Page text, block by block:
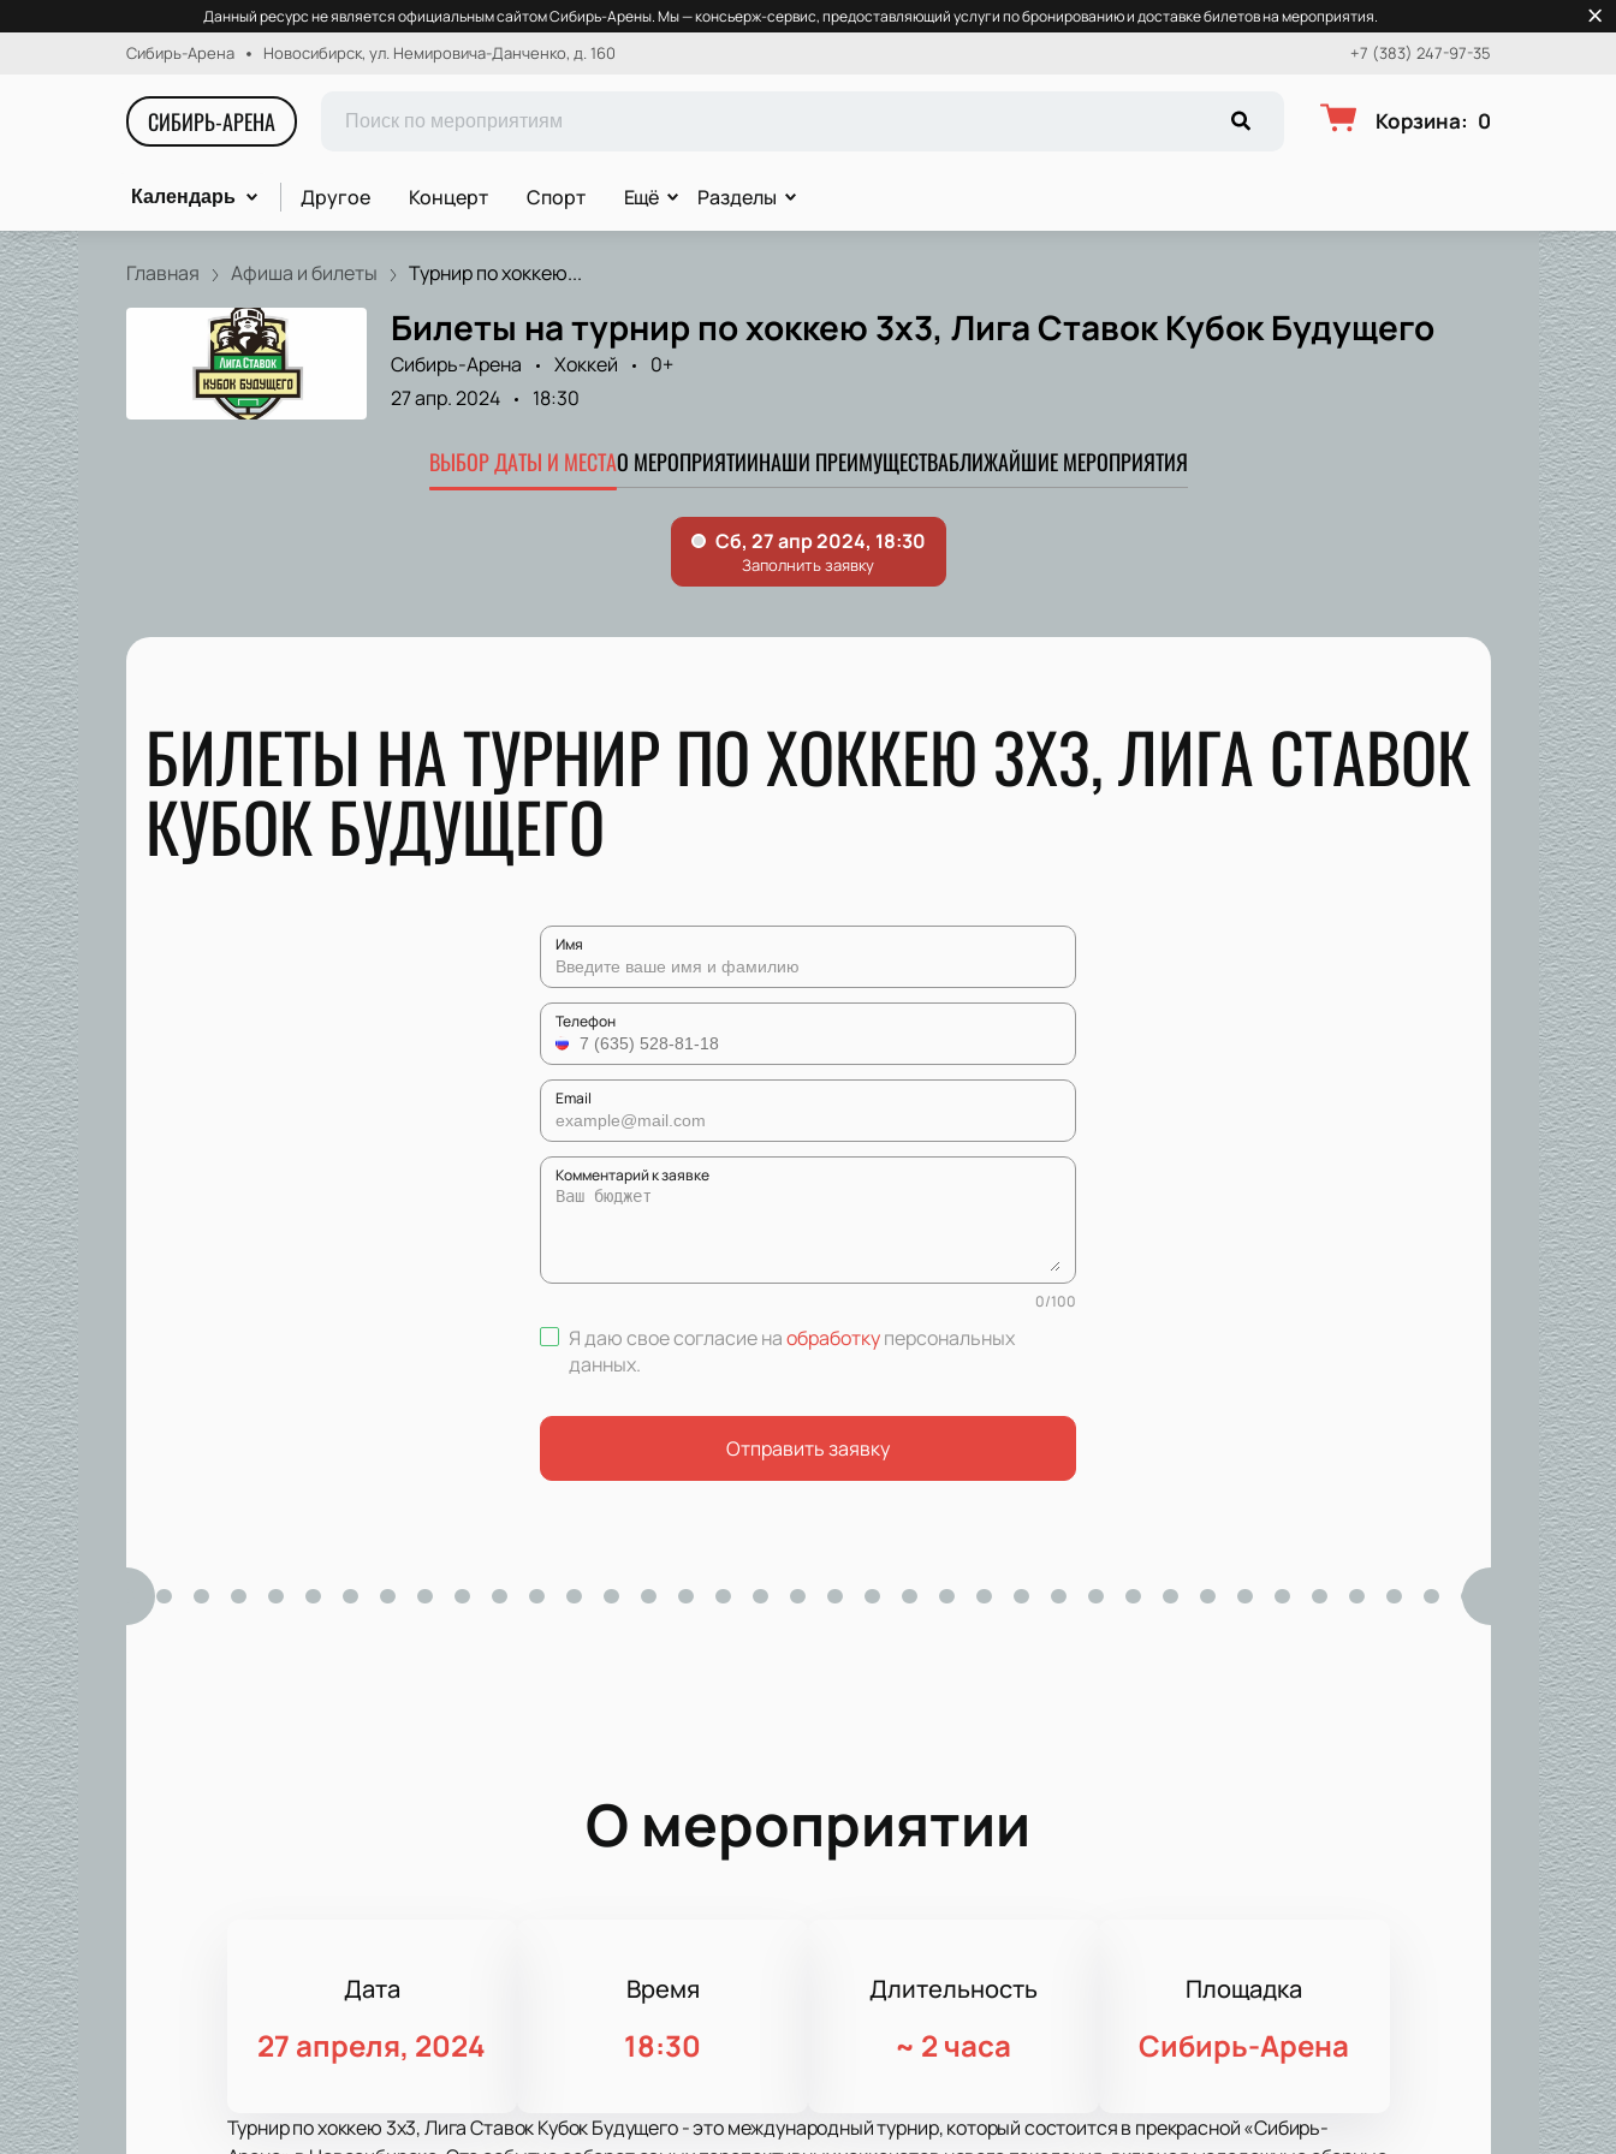
Данный ресурс не является официальным сайтом Сибирь-Арены. Мы — консьерж-сервис, предоставляющий услуги по бронированию и доставке билетов на мероприятия.
Сибирь-Арена Новосибирск, ул. Немировича-Данченко, д. 160 +7 (383) 247-97-35
СИБИРЬ-АРЕНА Корзина: 0
Календарь Другое Концерт Спорт Ещё Разделы
Главная Афиша и билеты Турнир по хоккею...
Билеты на турнир по хоккею 3х3, Лига Ставок Кубок Будущего
Сибирь-Арена Хоккей
0+
27 апр. 2024
18:30
ВЫБОР ДАТЫ И МЕСТАО МЕРОПРИЯТИИНАШИ ПРЕИМУЩЕСТВАБЛИЖАЙШИЕ МЕРОПРИЯТИЯ
БИЛЕТЫ НА ТУРНИР ПО ХОККЕЮ 3Х3, ЛИГА СТАВОК
КУБОК БУДУЩЕГО
Имя
Телефон
Email
Комментарий к заявке
0/100
Я даю свое согласие наобработкуперсональных
данных.
Отправить заявку
О мероприятии
Дата
27 апреля, 2024
Время
18:30
Длительность
~ 2 часа
Площадка
Сибирь-Арена
Турнир по хоккею 3х3, Лига Ставок Кубок Будущего - это международный турнир, который состоится в прекрасной «Сибирь-